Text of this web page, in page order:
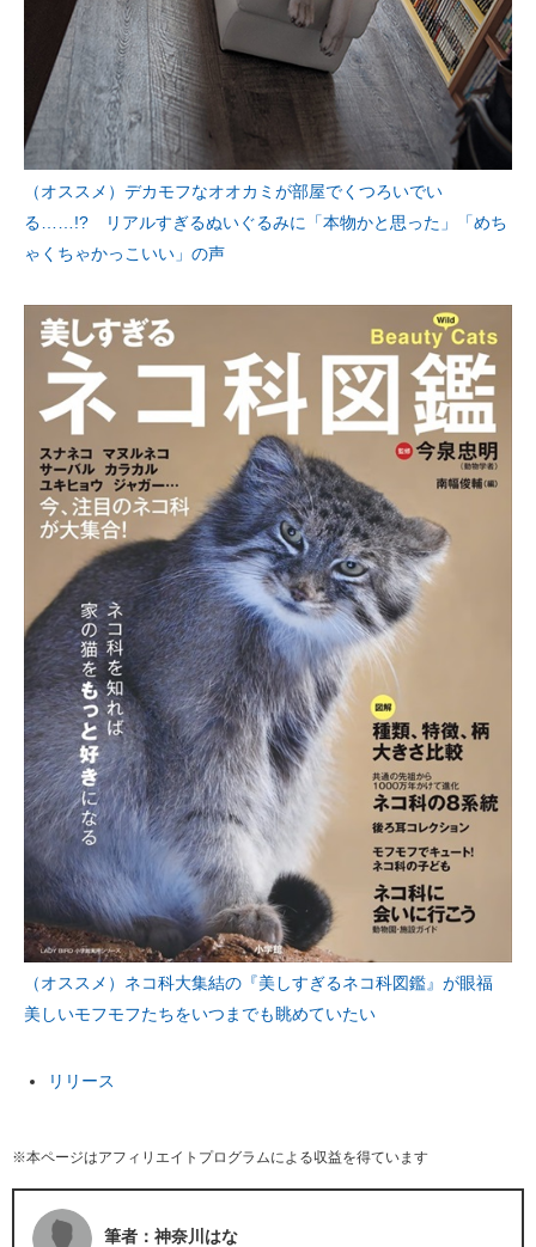
（オススメ）デカモフなオオカミが部屋でくつろいでい
る……!? リアルすぎるぬいぐるみに「本物かと思った」「めち
ゃくちゃかっこいい」の声
（オススメ）ネコ科大集結の『美しすぎるネコ科図鑑』が眼福
美しいモフモフたちをいつまでも眺めていたい
リリース
※本ページはアフィリエイトプログラムによる収益を得ています
筆者：神奈川はな